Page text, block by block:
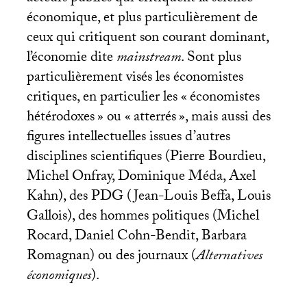
économique, et plus particulièrement de
ceux qui critiquent son courant dominant,
l’économie ditemainstream. Sont plus
particulièrement visés les économistes
critiques, en particulier les «économistes
hétérodoxes» ou «atterrés», mais aussi des
figures intellectuelles issues d’autres
disciplines scientifiques (Pierre Bourdieu,
Michel Onfray, Dominique Méda, Axel
Kahn), desPDG(Jean-Louis Beffa, Louis
Gallois), des hommes politiques (Michel
Rocard, Daniel Cohn-Bendit, Barbara
Romagnan) ou des journaux (Alternatives
économiques).